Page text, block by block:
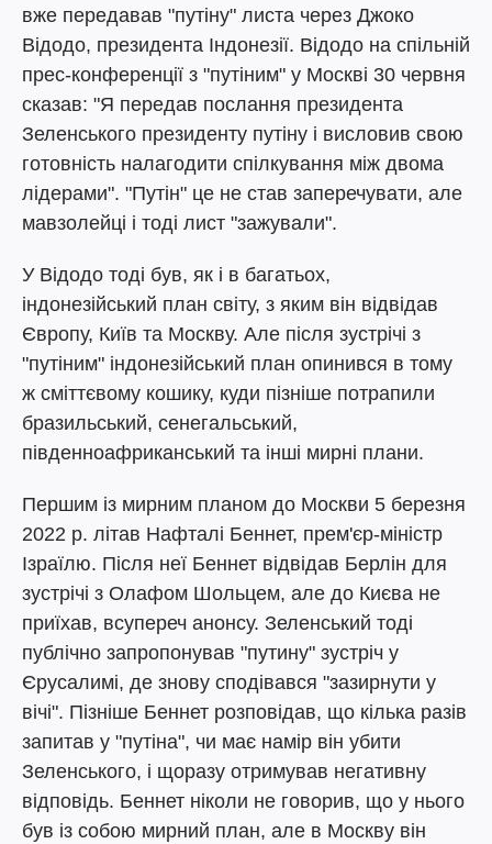
вже передавав "путіну" листа через Джоко
Відодо, президента Індонезії. Відодо на спільній
прес-конференції з "путіним" у Москві 30 червня
сказав: "Я передав послання президента
Зеленського президенту путіну і висловив свою
готовність налагодити спілкування між двома
лідерами". "Путін" це не став заперечувати, але
мавзолейці і тоді лист "зажували".
У Відодо тоді був, як і в багатьох,
індонезійський план світу, з яким він відвідав
Європу, Київ та Москву. Але після зустрічі з
"путіним" індонезійський план опинився в тому
ж сміттєвому кошику, куди пізніше потрапили
бразильський, сенегальський,
південноафриканський та інші мирні плани.
Першим із мирним планом до Москви 5 березня
2022 р. літав Нафталі Беннет, прем'єр-міністр
Ізраїлю. Після неї Беннет відвідав Берлін для
зустрічі з Олафом Шольцем, але до Києва не
приїхав, всупереч анонсу. Зеленський тоді
публічно запропонував "путину" зустріч у
Єрусалимі, де знову сподівався "зазирнути у
вічі". Пізніше Беннет розповідав, що кілька разів
запитав у "путіна", чи має намір він убити
Зеленського, і щоразу отримував негативну
відповідь. Беннет ніколи не говорив, що у нього
був із собою мирний план, але в Москву він